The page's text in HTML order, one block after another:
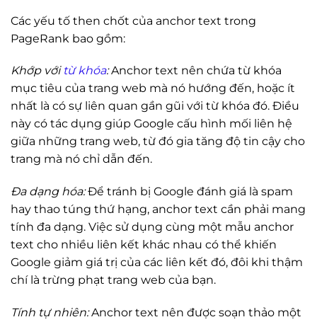
Các yếu tố then chốt của anchor text trong
PageRank bao gồm:
Khớp với từ khóa:Anchor text nên chứa từ khóa
mục tiêu của trang web mà nó hướng đến, hoặc ít
nhất là có sự liên quan gần gũi với từ khóa đó. Điều
này có tác dụng giúp Google cấu hình mối liên hệ
giữa những trang web, từ đó gia tăng độ tin cậy cho
trang mà nó chỉ dẫn đến.
Đa dạng hóa:Để tránh bị Google đánh giá là spam
hay thao túng thứ hạng, anchor text cần phải mang
tính đa dạng. Việc sử dụng cùng một mẫu anchor
text cho nhiều liên kết khác nhau có thể khiến
Google giảm giá trị của các liên kết đó, đôi khi thậm
chí là trừng phạt trang web của bạn.
Tính tự nhiên:Anchor text nên được soạn thảo một